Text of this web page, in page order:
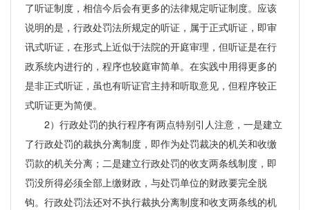
了听证制度，相信今后会有更多的法律规定听证制度。应该
说明的是，行政处罚法所规定的听证，属于正式听证，即审
讯式听证，在形式上近似于法院的开庭审理，但听证是在行
政系统内进行的，程序也较庭审简单。在实践中用得更多的
是非正式听证，虽也有听证官主持和听取意见，但程序较正
式听证更为简便。
2）行政处罚的执行程序有两点特别引人注意，一是建立
了行政处罚的裁执分离制度，即作为处罚裁决的机关和收缴
罚款的机关分离；二是建立行政处罚的收支两条线制度，即
罚没所得必须全部上缴财政，与处罚单位的财政要完全脱
钩。行政处罚法还对不执行裁执分离制度和收支两条线的机